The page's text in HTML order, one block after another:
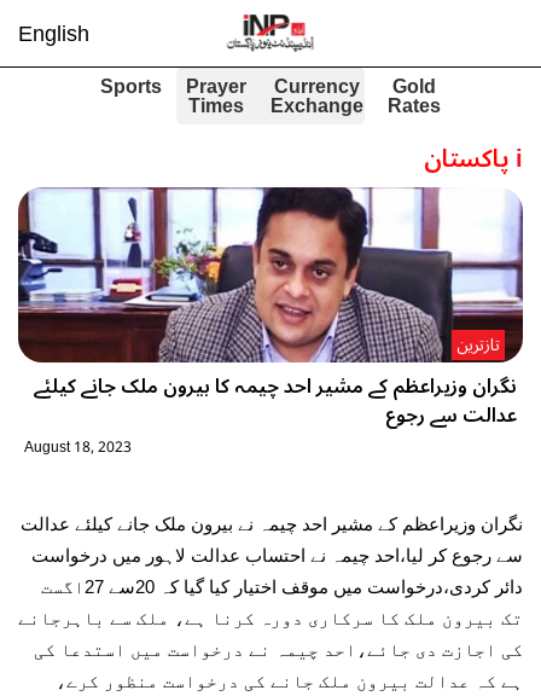
English
Gold
Rates
Currency
Exchange
Prayer
Times
Sports
iپاکستان
نگران وزیراعظم کے مشیر احد چیمہ کا بیرون ملک جانے کیلئے
عدالت سے رجوع
تازترین
August 18, 2023
نگران وزیراعظم کے مشیر احد چیمہ نے بیرون ملک جانے کیلئے عدالت
سے رجوع کر لیا،احد چیمہ نے احتساب عدالت لاہور میں درخواست
دائر کردی،درخواست میں موقف اختیار کیا گیا کہ 20سے 27اگست
تک بیرون ملک کا سرکاری دورہ کرنا ہے، ملک سے باہرجانے
کی اجازت دی جائے،احد چیمہ نے درخواست میں استدعا کی
ہے کہ عدالت بیرون ملک جانے کی درخواست منظور کرے،